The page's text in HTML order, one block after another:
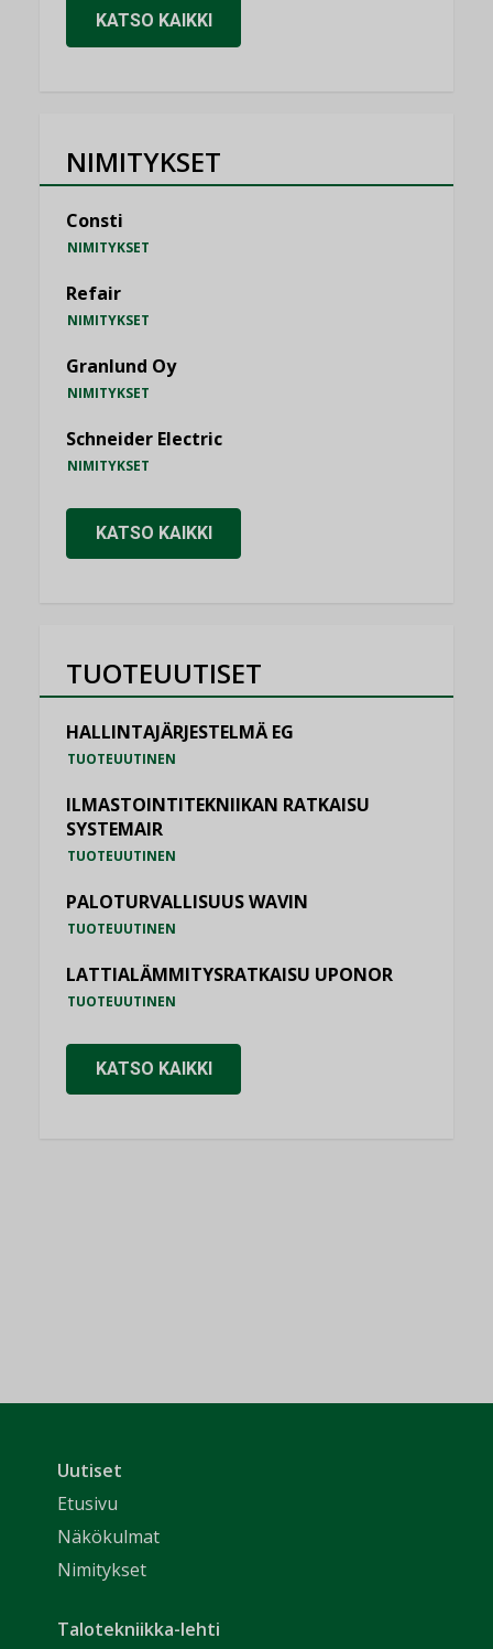
KATSO KAIKKI
NIMITYKSET
Consti
NIMITYKSET
Refair
NIMITYKSET
Granlund Oy
NIMITYKSET
Schneider Electric
NIMITYKSET
KATSO KAIKKI
TUOTEUUTISET
HALLINTAJÄRJESTELMÄ EG
TUOTEUUTINEN
ILMASTOINTITEKNIIKAN RATKAISU
SYSTEMAIR
TUOTEUUTINEN
PALOTURVALLISUUS WAVIN
TUOTEUUTINEN
LATTIALÄMMITYSRATKAISU UPONOR
TUOTEUUTINEN
KATSO KAIKKI
Uutiset
Etusivu
Näkökulmat
Nimitykset
Talotekniikka-lehti